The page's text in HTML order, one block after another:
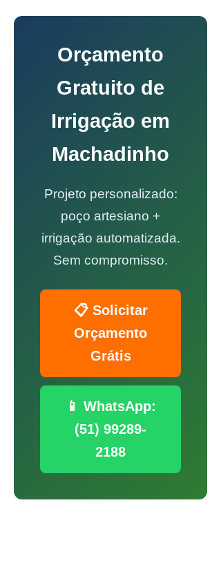
Orçamento
Gratuito de
Irrigação em
Machadinho
Projeto personalizado:
poço artesiano +
irrigação automatizada.
Sem compromisso.
📋 Solicitar
Orçamento
Grátis
📱 WhatsApp:
(51) 99289-
2188